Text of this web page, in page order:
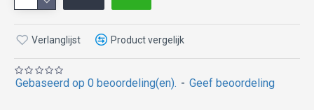
Gebaseerd op 0 beoordeling(en). - Geef beoordeling
Verlanglijst Product vergelijk